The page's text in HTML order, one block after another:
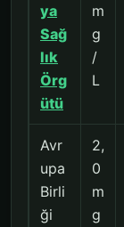
ya
Sağ
lık
Örg
ütü
m
g
/
L
Avr
upa
Birli
ği
2,
0
m
g